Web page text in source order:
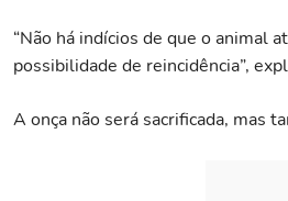
“Não há indícios de que o animal
possibilidade de reincidência”,
A onça não será sacrificada, mas